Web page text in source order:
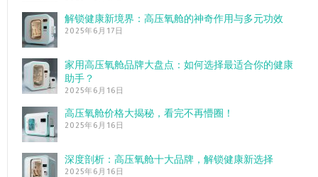
解锁健康新境界：高压氧舱的神奇作用与多元功效
2025年6月17日
家用高压氧舱品牌大盘点：如何选择最适合你的健康
助手？
2025年6月16日
高压氧舱价格大揭秘，看完不再懵圈！
2025年6月16日
深度剖析：高压氧舱十大品牌，解锁健康新选择
2025年6月16日